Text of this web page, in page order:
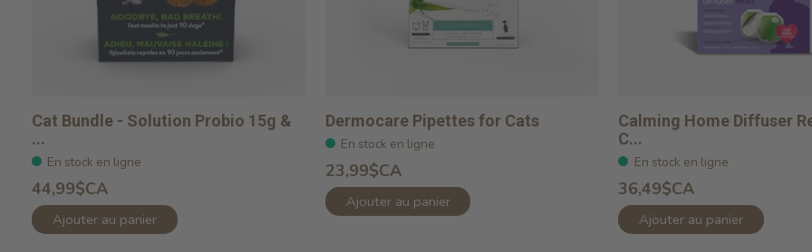
Cat Bundle - Solution Probio 15g &
...
En stock en ligne
44,99$CA
Ajouter au panier
Dermocare Pipettes for Cats
En stock en ligne
23,99$CA
Ajouter au panier
Calming Home Diffuser
C...
En stock en ligne
36,49$CA
Ajouter au panier